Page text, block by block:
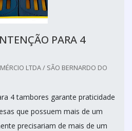
PARA 4
LTDA / SÃO BERNARDO DO
4 tambores garante praticidade
que possuem mais de um
precisariam de mais de um